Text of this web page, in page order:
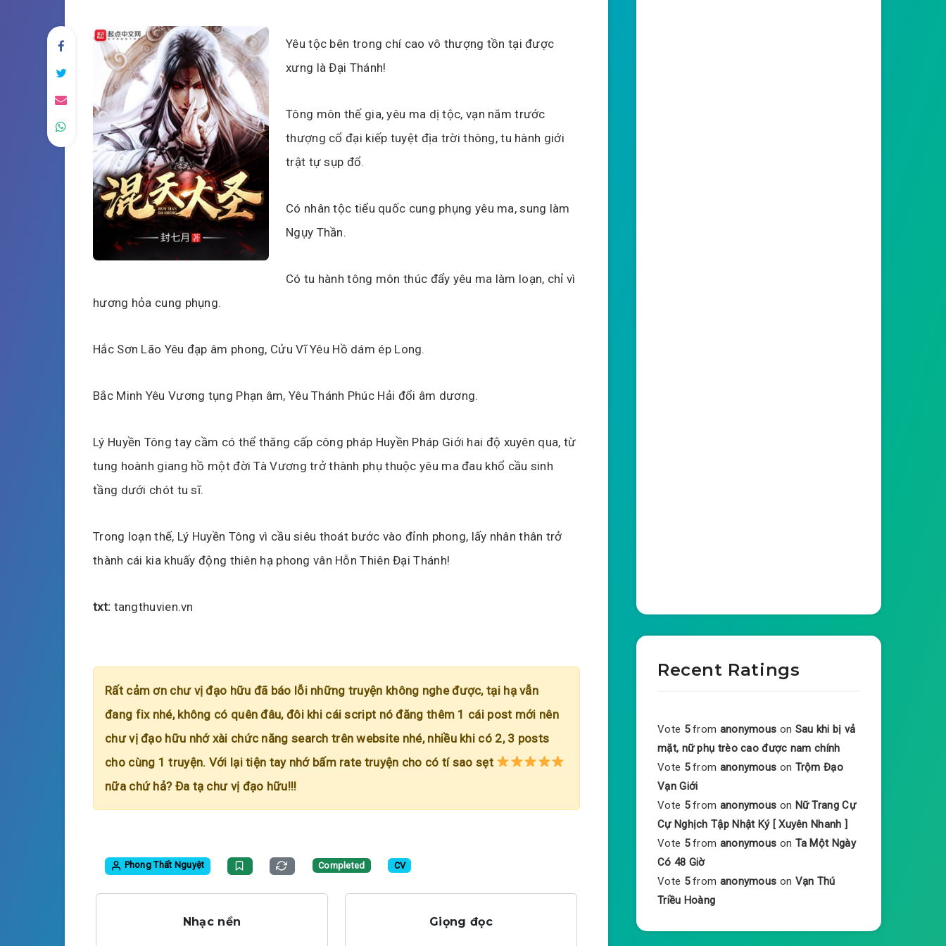
Yêu tộc bên trong chí cao vô thượng tồn tại được
xưng là Đại Thánh!
Tông môn thế gia, yêu ma dị tộc, vạn năm trước
thượng cổ đại kiếp tuyệt địa trời thông, tu hành giới
trật tự sụp đổ.
Có nhân tộc tiểu quốc cung phụng yêu ma, sung làm
Ngụy Thần.
Có tu hành tông môn thúc đẩy yêu ma làm loạn, chỉ vì
hương hỏa cung phụng.
Hắc Sơn Lão Yêu đạp âm phong, Cửu Vĩ Yêu Hồ dám ép Long.
Bắc Minh Yêu Vương tụng Phạn âm, Yêu Thánh Phúc Hải đổi âm dương.
Lý Huyền Tông tay cầm có thể thăng cấp công pháp Huyền Pháp Giới hai độ xuyên qua, từ
tung hoành giang hồ một đời Tà Vương trở thành phụ thuộc yêu ma đau khổ cầu sinh
tầng dưới chót tu sĩ.
Trong loạn thế, Lý Huyền Tông vì cầu siêu thoát bước vào đỉnh phong, lấy nhân thân trở
thành cái kia khuấy động thiên hạ phong vân Hỗn Thiên Đại Thánh!
txt: tangthuvien.vn
Rất cảm ơn chư vị đạo hữu đã báo lỗi những truyện không nghe được, tại hạ vẫn
đang fix nhé, không có quên đâu, đôi khi cái script nó đăng thêm 1 cái post mới nên
chư vị đạo hữu nhớ xài chức năng search trên website nhé, nhiều khi có 2, 3 posts
cho cùng 1 truyện. Với lại tiện tay nhớ bấm rate truyện cho có tí sao sẹt
nữa chứ hả? Đa tạ chư vị đạo hữu!!!
Phong Thất Nguyệt Completed CV
Nhạc nền Giọng đọc
Recent Ratings
Vote 5 from anonymous on Sau khi bị vả
mặt, nữ phụ trèo cao được nam chính
Vote 5 from anonymous on Trộm Đạo
Vạn Giới
Vote 5 from anonymous on Nữ Trang Cự
Cự Nghịch Tập Nhật Ký [ Xuyên Nhanh ]
Vote 5 from anonymous on Ta Một Ngày
Có 48 Giờ
Vote 5 from anonymous on Vạn Thú
Triều Hoàng